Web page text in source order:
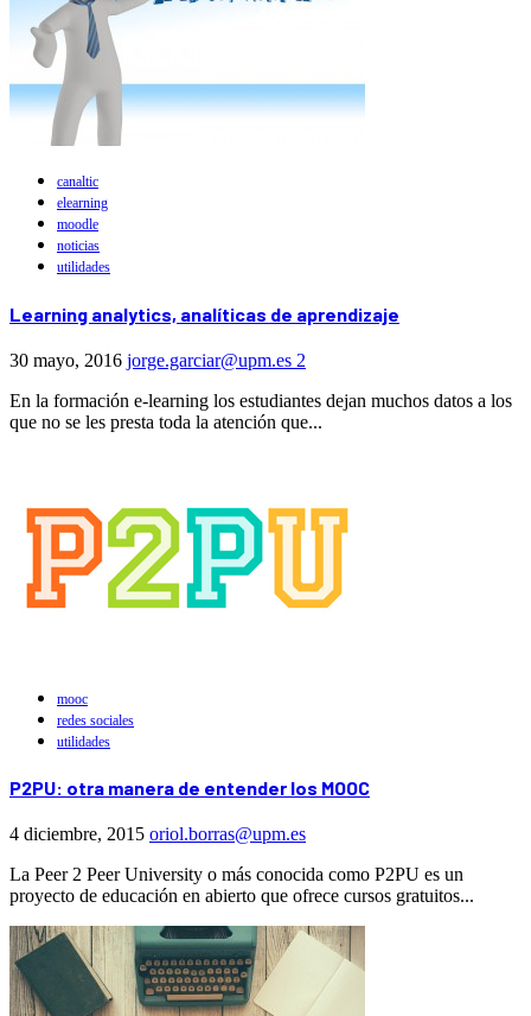
canaltic
elearning
moodle
noticias
utilidades
Learning analytics, analíticas de aprendizaje
30 mayo, 2016 jorge.garciar@upm.es 2
En la formación e-learning los estudiantes dejan muchos datos a los
que no se les presta toda la atención que...
mooc
redes sociales
utilidades
P2PU: otra manera de entender los MOOC
4 diciembre, 2015 oriol.borras@upm.es
La Peer 2 Peer University o más conocida como P2PU es un
proyecto de educación en abierto que ofrece cursos gratuitos...